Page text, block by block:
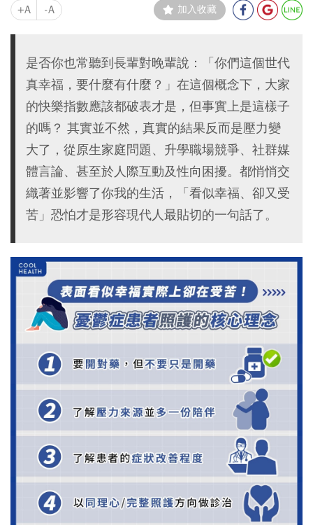
+A -A 加入收藏
是否你也常聽到長輩對晚輩說：「你們這個世代
真幸福，要什麼有什麼？」在這個概念下，大家
的快樂指數應該都破表才是，但事實上是這樣子
的嗎？ 其實並不然，真實的結果反而是壓力變
大了，從原生家庭問題、升學職場競爭、社群媒
體言論、甚至於人際互動及性向困擾。都悄悄交
織著並影響了你我的生活，「看似幸福、卻又受
苦」恐怕才是形容現代人最貼切的一句話了。